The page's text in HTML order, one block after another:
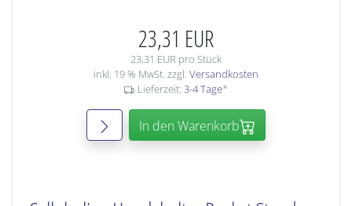
23,31 EUR
23,31 EUR pro Stück
inkl. 19 % MwSt. zzgl. Versandkosten
Lieferzeit: 3-4 Tage*
In den Warenkorb